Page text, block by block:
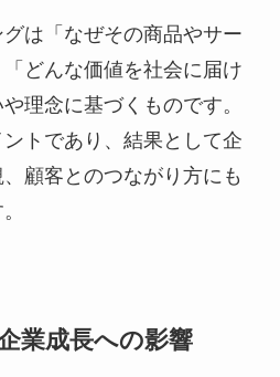
は「なぜその商品やサー
どんな価値を社会に届け
理念に基づくものです。
トであり、結果として企
顧客とのつながり方にも
業成長への影響